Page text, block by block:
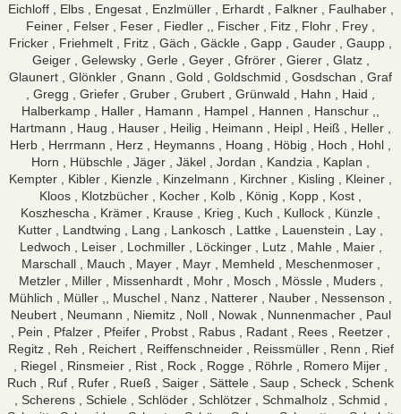
Eichloff , Elbs , Engesat , Enzlmüller , Erhardt , Falkner , Faulhaber ,
Feiner , Felser , Feser , Fiedler ,, Fischer , Fitz , Flohr , Frey ,
Fricker , Friehmelt , Fritz , Gäch , Gäckle , Gapp , Gauder , Gaupp ,
Geiger , Gelewsky , Gerle , Geyer , Gfrörer , Gierer , Glatz ,
Glaunert , Glönkler , Gnann , Gold , Goldschmid , Gosdschan , Graf
, Gregg , Griefer , Gruber , Grubert , Grünwald , Hahn , Haid ,
Halberkamp , Haller , Hamann , Hampel , Hannen , Hanschur ,,
Hartmann , Haug , Hauser , Heilig , Heimann , Heipl , Heiß , Heller ,
Herb , Herrmann , Herz , Heymanns , Hoang , Höbig , Hoch , Hohl ,
Horn , Hübschle , Jäger , Jäkel , Jordan , Kandzia , Kaplan ,
Kempter , Kibler , Kienzle , Kinzelmann , Kirchner , Kisling , Kleiner ,
Kloos , Klotzbücher , Kocher , Kolb , König , Kopp , Kost ,
Koszhescha , Krämer , Krause , Krieg , Kuch , Kullock , Künzle ,
Kutter , Landtwing , Lang , Lankosch , Lattke , Lauenstein , Lay ,
Ledwoch , Leiser , Lochmiller , Löckinger , Lutz , Mahle , Maier ,
Marschall , Mauch , Mayer , Mayr , Memheld , Meschenmoser ,
Metzler , Miller , Missenhardt , Mohr , Mosch , Mössle , Muders ,
Mühlich , Müller ,, Muschel , Nanz , Natterer , Nauber , Nessenson ,
Neubert , Neumann , Niemitz , Noll , Nowak , Nunnenmacher , Paul
, Pein , Pfalzer , Pfeifer , Probst , Rabus , Radant , Rees , Reetzer ,
Regitz , Reh , Reichert , Reiffenschneider , Reissmüller , Renn , Rief
, Riegel , Rinsmeier , Rist , Rock , Rogge , Röhrle , Romero Mijer ,
Ruch , Ruf , Rufer , Rueß , Saiger , Sättele , Saup , Scheck , Schenk
, Scherens , Schiele , Schlöder , Schlötzer , Schmalholz , Schmid ,